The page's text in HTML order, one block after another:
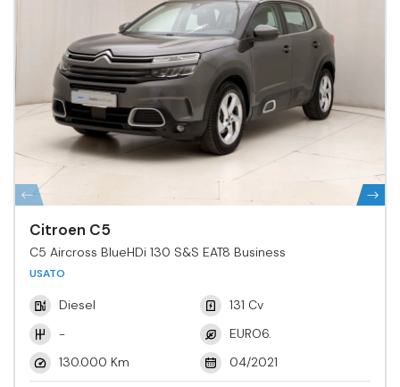
Citroen C5
C5 Aircross BlueHDi 130 S&S EAT8 Business
USATO
Diesel
131 Cv
-
EURO6.
130.000 Km
04/2021